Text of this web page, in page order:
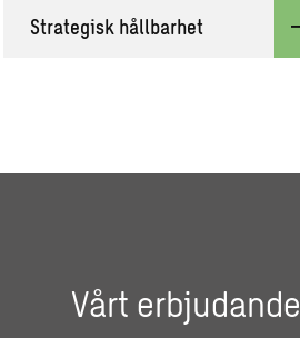
Strategisk hållbarhet
Vårt erbjudande